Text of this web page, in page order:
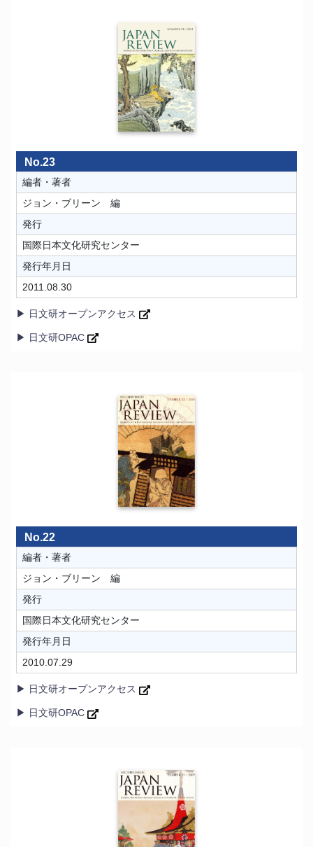
No.23
編者・著者
ジョン・ブリーン 編
発行
国際日本文化研究センター
発行年月日
2011.08.30
▶ 日文研オープンアクセス
▶ 日文研OPAC
No.22
編者・著者
ジョン・ブリーン 編
発行
国際日本文化研究センター
発行年月日
2010.07.29
▶ 日文研オープンアクセス
▶ 日文研OPAC